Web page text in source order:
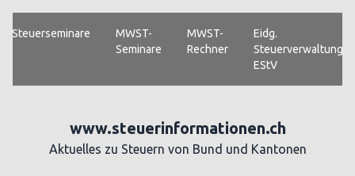
Steuerseminare
MWST-
Seminare
MWST-
Rechner
Eidg.
Steuerverwaltung
EStV
www.steuerinformationen.ch
Aktuelles zu Steuern von Bund und Kantonen